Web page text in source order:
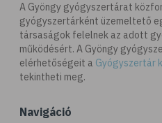
A Gyöngy gyógyszertárat
gyógyszertárként üzemeltető
társaságok felelnek az adott
működésért. A Gyöngy
elérhetőségeit a Gyógyszertár
tekintheti meg.
Navigáció